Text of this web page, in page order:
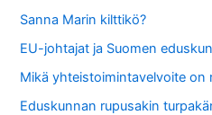
Sanna Marin kilttikö?
EU-johtajat ja Suomen
Mikä yhteistoimintavelvoite on
Eduskunnan rupusakin